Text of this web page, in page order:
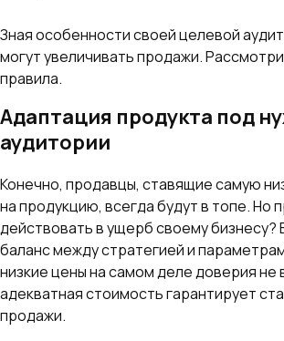
Зная особенности своей целевой
могут увеличивать продажи.
правила.
Адаптация продукта под
аудитории
Конечно, продавцы, ставящие самую
на продукцию, всегда будут в топе. Но
действовать в ущерб своему
баланс между стратегией и
низкие цены на самом деле доверия не
адекватная стоимость гарантирует
продажи.